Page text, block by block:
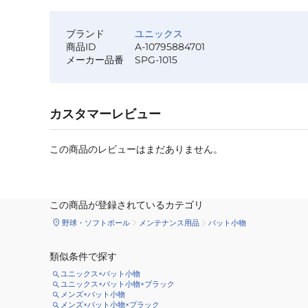
ブランド
ユニックス
商品ID
A-10795884701
メーカー品番
SPG-1015
カスタマーレビュー
この商品のレビューはまだありません。
この商品が登録されているカテゴリ
野球・ソフトボール メンテナンス用品 バット小物
類似条件で探す
ユニックス×バット小物
ユニックス×バット小物×ブラック
メンズ×バット小物
メンズ×バット小物×ブラック